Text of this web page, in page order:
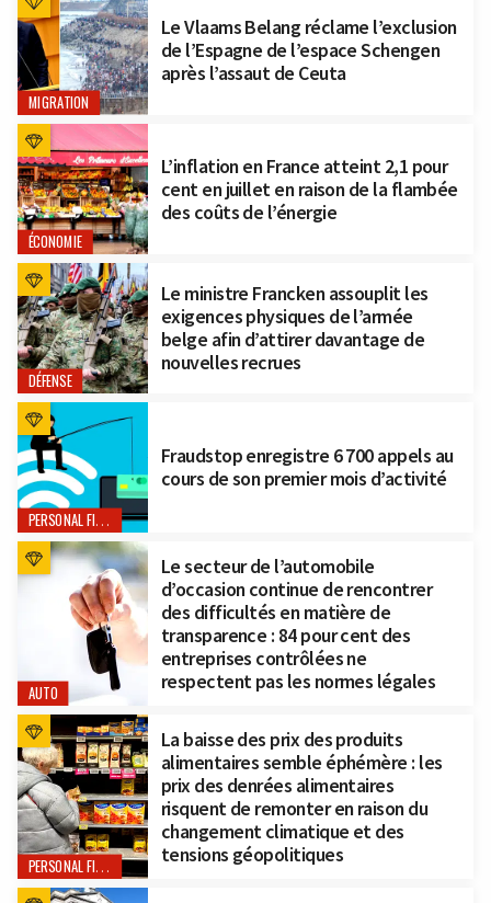
MIGRATION
Le Vlaams Belang réclame l’exclusion
de l’Espagne de l’espace Schengen
après l’assaut de Ceuta
ÉCONOMIE
L’inflation en France atteint 2,1 pour
cent en juillet en raison de la flambée
des coûts de l’énergie
DÉFENSE
Le ministre Francken assouplit les
exigences physiques de l’armée
belge afin d’attirer davantage de
nouvelles recrues
PERSONAL FINANCE
Fraudstop enregistre 6 700 appels au
cours de son premier mois d’activité
AUTO
Le secteur de l’automobile
d’occasion continue de rencontrer
des difficultés en matière de
transparence : 84 pour cent des
entreprises contrôlées ne
respectent pas les normes légales
PERSONAL FINANCE
La baisse des prix des produits
alimentaires semble éphémère : les
prix des denrées alimentaires
risquent de remonter en raison du
changement climatique et des
tensions géopolitiques